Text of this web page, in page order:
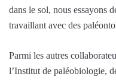
dans le sol, nous essayons
travaillant avec des
Parmi les autres
l’Institut de paléobiologie,